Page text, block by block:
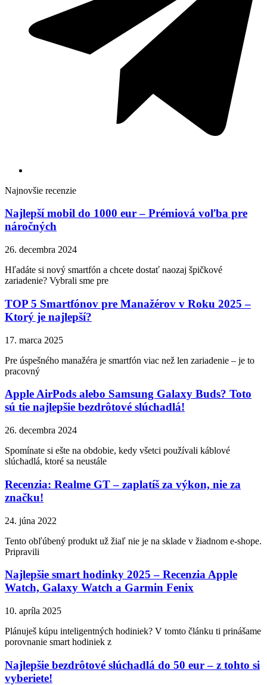
Najnovšie recenzie
Najlepší mobil do 1000 eur – Prémiová voľba pre
náročných
26. decembra 2024
Hľadáte si nový smartfón a chcete dostať naozaj špičkové
zariadenie? Vybrali sme pre
TOP 5 Smartfónov pre Manažérov v Roku 2025 –
Ktorý je najlepší?
17. marca 2025
Pre úspešného manažéra je smartfón viac než len zariadenie – je to
pracovný
Apple AirPods alebo Samsung Galaxy Buds? Toto
sú tie najlepšie bezdrôtové slúchadlá!
26. decembra 2024
Spomínate si ešte na obdobie, kedy všetci používali káblové
slúchadlá, ktoré sa neustále
Recenzia: Realme GT – zaplatíš za výkon, nie za
značku!
24. júna 2022
Tento obľúbený produkt už žiaľ nie je na sklade v žiadnom e-shope.
Pripravili
Najlepšie smart hodinky 2025 – Recenzia Apple
Watch, Galaxy Watch a Garmin Fenix
10. apríla 2025
Plánuješ kúpu inteligentných hodiniek? V tomto článku ti prinášame
porovnanie smart hodiniek z
Najlepšie bezdrôtové slúchadlá do 50 eur – z tohto si
vyberiete!